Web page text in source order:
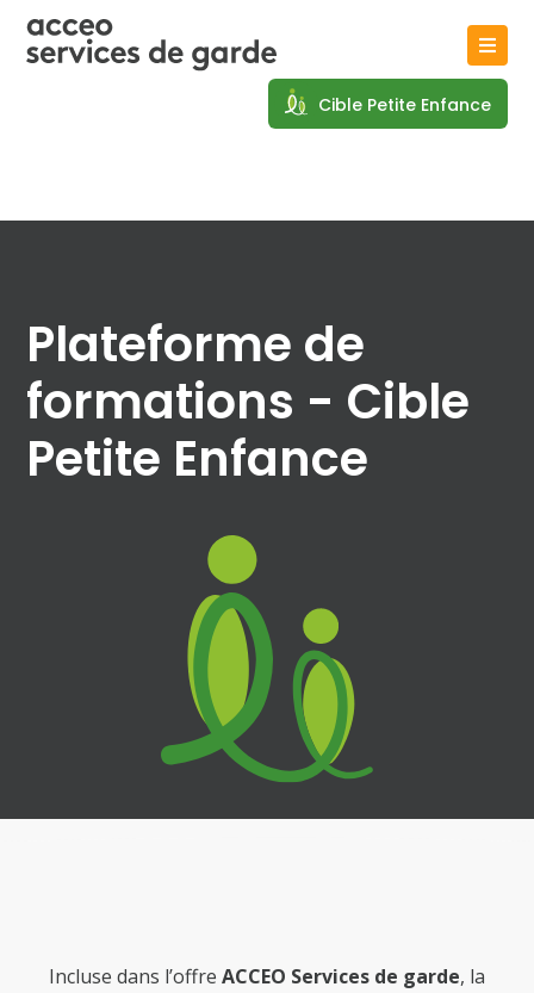
Cible Petite Enfance
Plateforme de
formations - Cible
Petite Enfance
Incluse dans l’offre ACCEO Services de garde, la